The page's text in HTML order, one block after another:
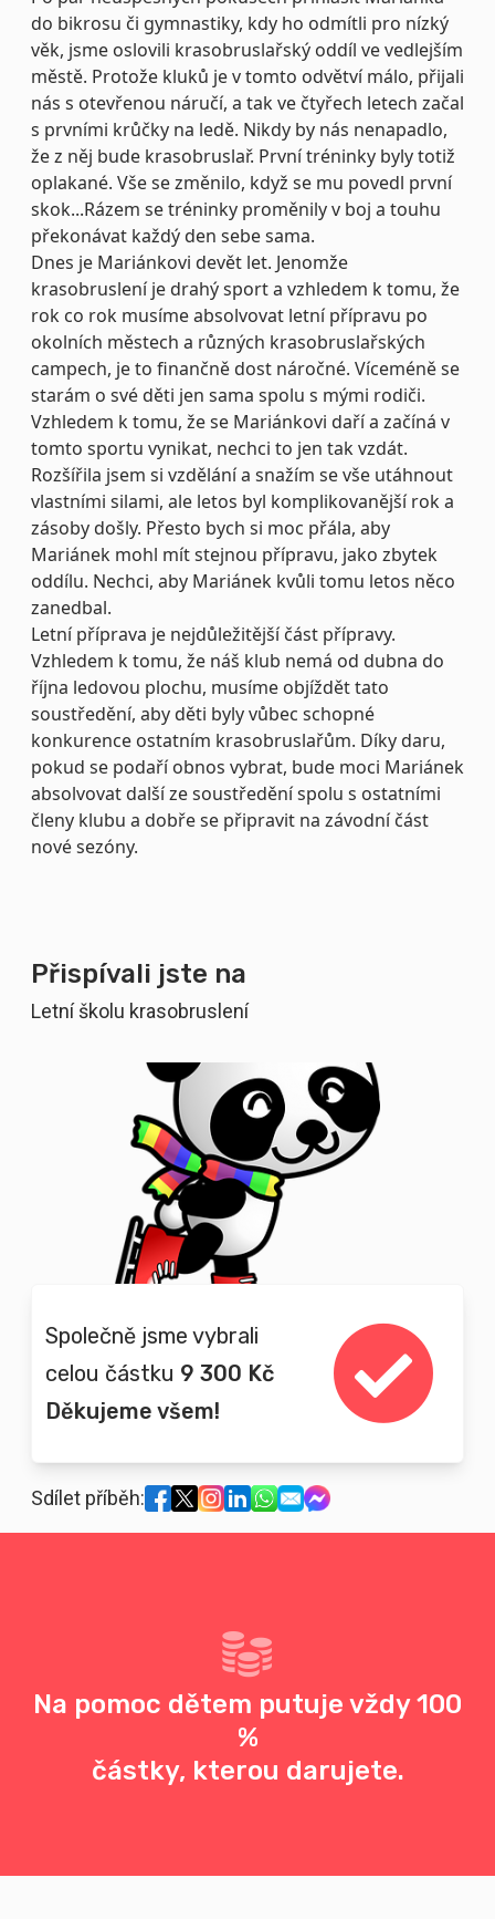
Přispívali jste na
Letní školu krasobruslení
Společně jsme vybrali
celou částku 9 300 Kč
Děkujeme všem!
Sdílet příběh:
do bikrosu či gymnastiky, kdy ho odmítli pro nízký
věk, jsme oslovili krasobruslařský oddíl ve vedlejším
městě. Protože kluků je v tomto odvětví málo, přijali
nás s otevřenou náručí, a tak ve čtyřech letech začal
s prvními krůčky na ledě. Nikdy by nás nenapadlo,
že z něj bude krasobruslař. První tréninky byly totiž
oplakané. Vše se změnilo, když se mu povedl první
skok...Rázem se tréninky proměnily v boj a touhu
překonávat každý den sebe sama.
Dnes je Mariánkovi devět let. Jenomže
krasobruslení je drahý sport a vzhledem k tomu, že
rok co rok musíme absolvovat letní přípravu po
okolních městech a různých krasobruslařských
campech, je to finančně dost náročné. Víceméně se
starám o své děti jen sama spolu s mými rodiči.
Vzhledem k tomu, že se Mariánkovi daří a začíná v
tomto sportu vynikat, nechci to jen tak vzdát.
Rozšířila jsem si vzdělání a snažím se vše utáhnout
vlastními silami, ale letos byl komplikovanější rok a
zásoby došly. Přesto bych si moc přála, aby
Mariánek mohl mít stejnou přípravu, jako zbytek
oddílu. Nechci, aby Mariánek kvůli tomu letos něco
zanedbal.
Letní příprava je nejdůležitější část přípravy.
Vzhledem k tomu, že náš klub nemá od dubna do
října ledovou plochu, musíme objíždět tato
soustředění, aby děti byly vůbec schopné
konkurence ostatním krasobruslařům. Díky daru,
pokud se podaří obnos vybrat, bude moci Mariánek
absolvovat další ze soustředění spolu s ostatními
členy klubu a dobře se připravit na závodní část
nové sezóny.
Na pomoc dětem putuje vždy 100
%
částky, kterou darujete.